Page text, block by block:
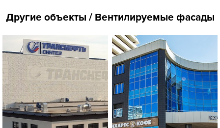
Другие объекты / Вентилируемые фасады